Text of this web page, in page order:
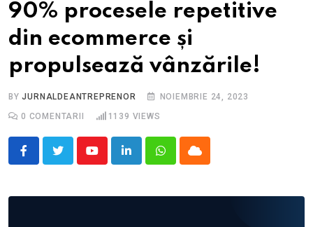
90% procesele repetitive
din ecommerce și
propulsează vânzările!
BYJURNALDEANTREPRENOR
NOIEMBRIE 24, 2023
0 COMENTARII 1139 VIEWS
YoutubeLinkedInWhatsappCloud